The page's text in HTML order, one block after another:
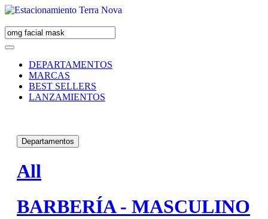
DEPARTAMENTOS
MARCAS
BEST SELLERS
LANZAMIENTOS
Departamentos
All
BARBERÍA - MASCULINO